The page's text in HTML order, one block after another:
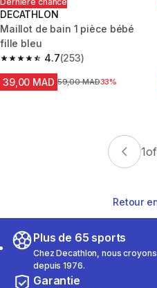
DECATHLON
Maillot de bain 1 pièce bébé
fille bleu
4.7
4.7 out of 5 stars from 253
(253)
39,00 MAD Prix avant la réduction
59,00 MAD33%
1of
Retour
Plus de 65 sports
Chez Decathlon, nous
depuis 1976.
Garantie